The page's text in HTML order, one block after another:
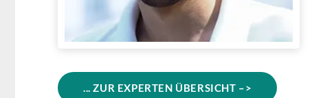
... ZUR EXPERTEN ÜBERSICHT –>